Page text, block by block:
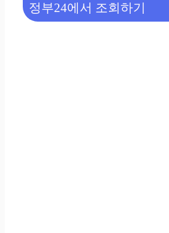
정부24에서 조회하기